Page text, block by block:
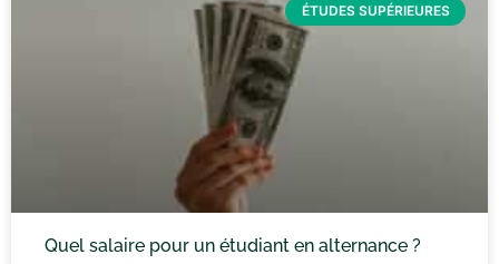
ÉTUDES SUPÉRIEURES
Quel salaire pour un étudiant en alternance ?